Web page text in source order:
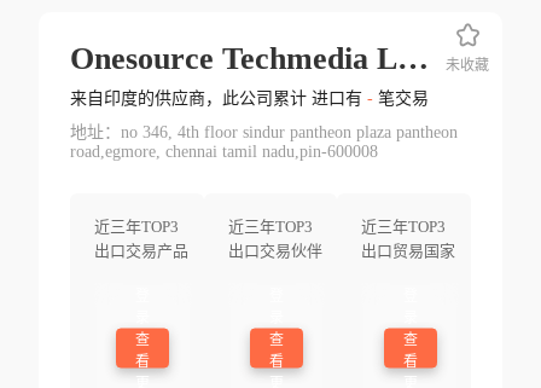
Onesource Techmedia Ltd.
来自印度的供应商，此公司累计 进口有 -笔交易
地址：no 346, 4th floor sindur pantheon plaza pantheon
road,egmore, chennai tamil nadu,pin-600008
近三年TOP3
出口交易产品
查
看
近三年TOP3
出口交易伙伴
查
看
近三年TOP3
出口贸易国家
查
看
未收藏